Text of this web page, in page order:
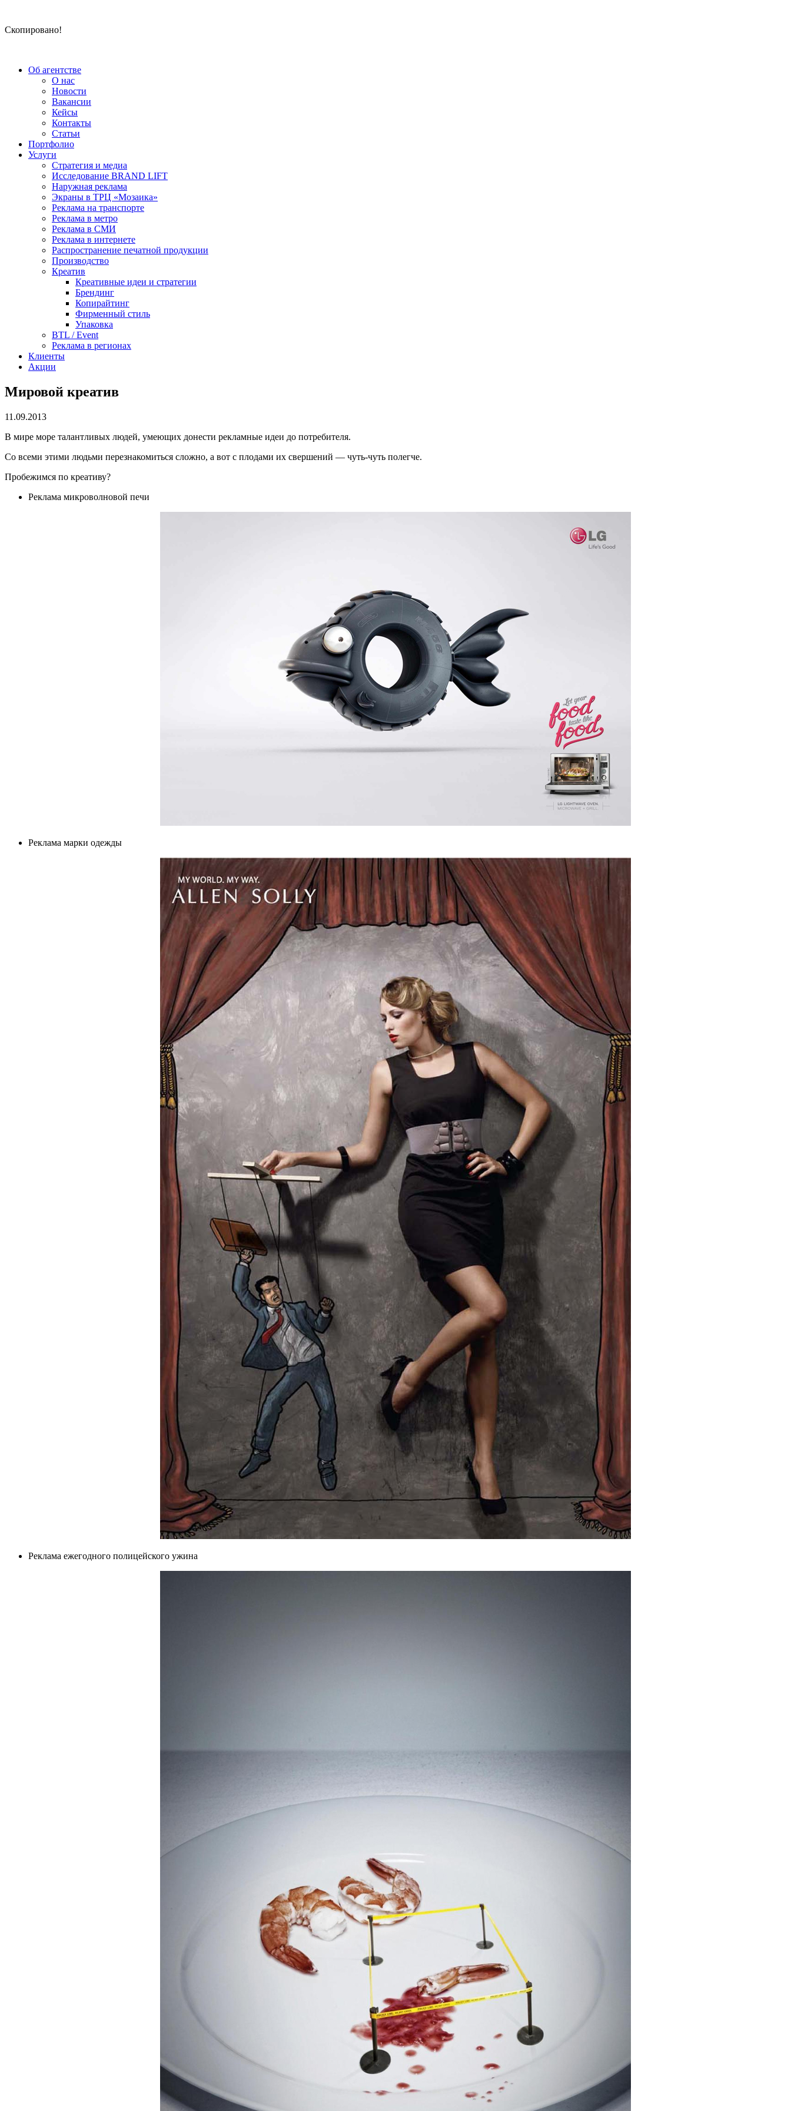
Скопировано!
Об агентстве
О нас
Новости
Вакансии
Кейсы
Контакты
Статьи
Портфолио
Услуги
Стратегия и медиа
Исследование BRAND LIFT
Наружная реклама
Экраны в ТРЦ «Мозаика»
Реклама на транспорте
Реклама в метро
Реклама в СМИ
Реклама в интернете
Распространение печатной продукции
Производство
Креатив
Креативные идеи и стратегии
Брендинг
Копирайтинг
Фирменный стиль
Упаковка
BTL / Event
Реклама в регионах
Клиенты
Акции
Мировой креатив
11.09.2013
В мире море талантливых людей, умеющих донести рекламные идеи до потребителя.
Со всеми этими людьми перезнакомиться сложно, а вот с плодами их свершений — чуть-чуть полегче.
Пробежимся по креативу?
Реклама микроволновой печи
Реклама марки одежды
Реклама ежегодного полицейского ужина